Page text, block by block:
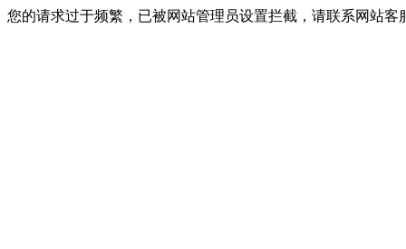
您的请求过于频繁，已被网站管理员设置拦截，请联系网站客